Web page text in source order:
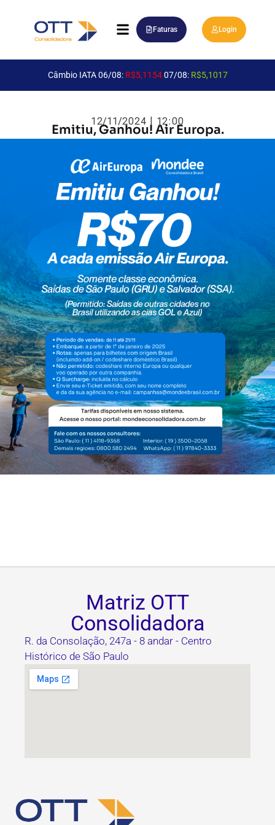
Faturas Login
Câmbio IATA 06/08: R$5,115407/08: R$5,1017
12/11/2024 | 12:00
Emitiu, Ganhou! Air Europa.
Matriz OTT
Consolidadora
R. da Consolação, 247a - 8 andar - Centro
Histórico de São Paulo